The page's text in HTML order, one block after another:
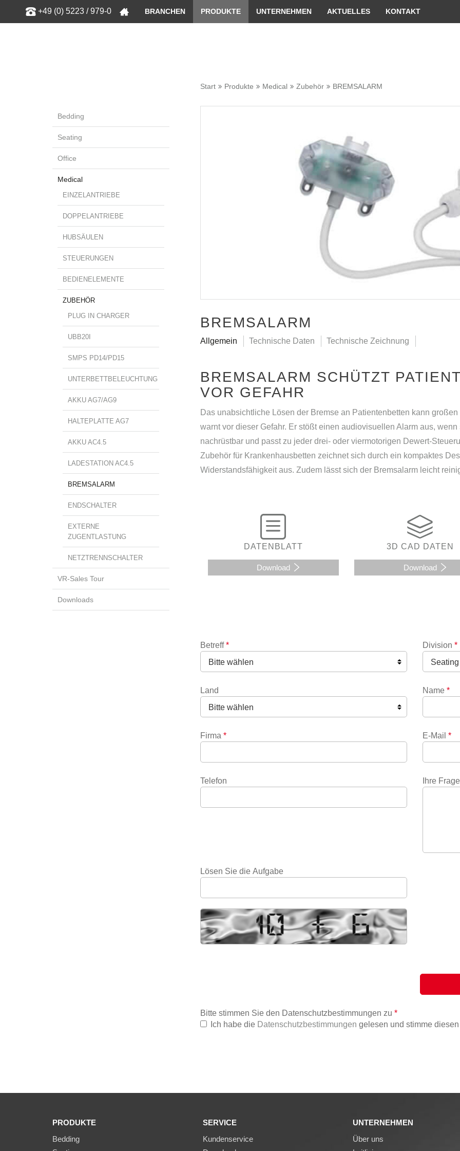
+49 (0) 5223 / 979-0 BRANCHEN PRODUKTE UNTERNEHMEN AKTUELLES KONTAKT
Start Produkte Medical Zubehör BREMSALARM
Bedding
Seating
Office
Medical
EINZELANTRIEBE
DOPPELANTRIEBE
HUBSÄULEN
STEUERUNGEN
BEDIENELEMENTE
ZUBEHÖR
PLUG IN CHARGER
UBB20I
SMPS PD14/PD15
UNTERBETTBELEUCHTUNG
AKKU AG7/AG9
HALTEPLATTE AG7
AKKU AC4.5
LADESTATION AC4.5
BREMSALARM
ENDSCHALTER
EXTERNE
ZUGENTLASTUNG
NETZTRENNSCHALTER
VR-Sales Tour
Downloads
BREMSALARM
Allgemein Technische Daten Technische Zeichnung
BREMSALARM SCHÜTZT
VOR GEFAHR
Das unabsichtliche Lösen der Bremse an Patientenbetten kann
warnt vor dieser Gefahr. Er stößt einen audiovisuellen Alarm aus,
nachrüstbar und passt zu jeder drei- oder viermotorigen Dewert-
Zubehör für Krankenhausbetten zeichnet sich durch ein kompaktes
Widerstandsfähigkeit aus. Zudem lässt sich der Bremsalarm leicht
DATENBLATT
Download
3D CAD DATEN
Download
Betreff * Division *
Land Name *
Firma * E-Mail *
Telefon Ihre Frage
Lösen Sie die Aufgabe
Bitte stimmen Sie den Datenschutzbestimmungen zu *
Ich habe die Datenschutzbestimmungen gelesen und stimme diesen
PRODUKTE
Bedding
SERVICE
Kundenservice
UNTERNEHMEN
Über uns